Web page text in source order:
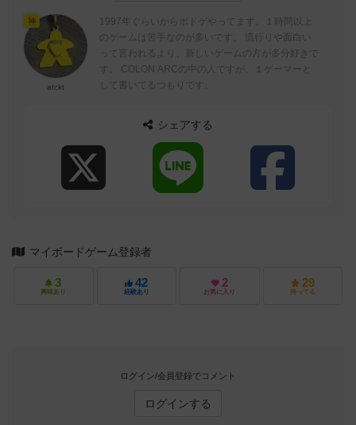
神
atckt
1997年ぐらいからボドゲやってます。１時間以上
のゲームは苦手なのが多いです。 流行りや面白い
って言われるより、新しいゲームの方が多分好きで
す。 COLON ARCの中の人ですが、１ゲーマーと
して書いてるつもりです。
シェアする
マイボードゲーム登録者
3
興味あり
42
経験あり
2
お気に入り
29
持ってる
ログイン/会員登録でコメント
ログインする